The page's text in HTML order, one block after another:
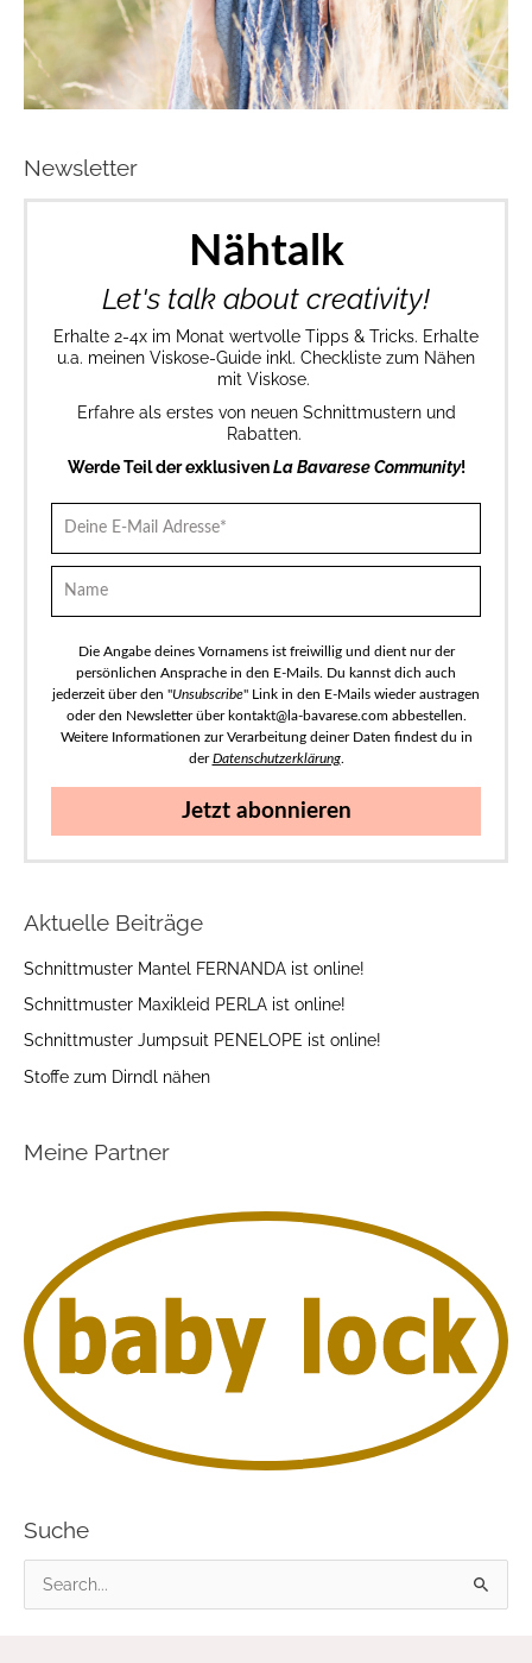
Newsletter
Nähtalk
Let's talk about creativity!
Erhalte 2-4x im Monat wertvolle Tipps & Tricks. Erhalte
u.a. meinen Viskose-Guide inkl. Checkliste zum Nähen
mit Viskose.
Erfahre als erstes von neuen Schnittmustern und
Rabatten.
Werde Teil der exklusivenLa Bavarese Community!
Die Angabe deines Vornamens ist freiwillig und dient nur der
persönlichen Ansprache in den E-Mails. Du kannst dich auch
jederzeit über den "Unsubscribe" Link in den E-Mails wieder austragen
oder den Newsletter über kontakt@la-bavarese.com abbestellen.
Weitere Informationen zur Verarbeitung deiner Daten findest du in
derDatenschutzerklärung.
Jetzt abonnieren
Aktuelle Beiträge
Schnittmuster Mantel FERNANDA ist online!
Schnittmuster Maxikleid PERLA ist online!
Schnittmuster Jumpsuit PENELOPE ist online!
Stoffe zum Dirndl nähen
Meine Partner
Suche